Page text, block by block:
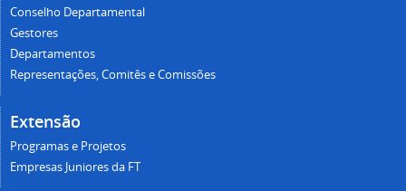
Conselho Departamental
Gestores
Departamentos
Representações, Comitês e Comissões
Extensão
Programas e Projetos
Empresas Juniores da FT